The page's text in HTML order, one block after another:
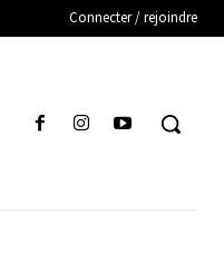
Connecter / rejoindre